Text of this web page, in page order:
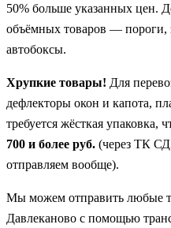
50% больше указанных цен.
объёмных товаров — пороги,
автобоксы.
Хрупкие товары! Для
дефлекторы окон и капота,
требуется жёсткая упаковка,
700 и более руб. (через ТК
отправляем вообще).
Мы можем отправить любые
Давлеканово с помощью